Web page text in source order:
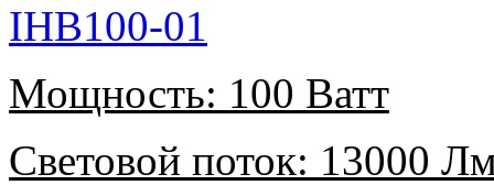
IHB100-01
Мощность: 100 Ватт
Световой поток: 13000